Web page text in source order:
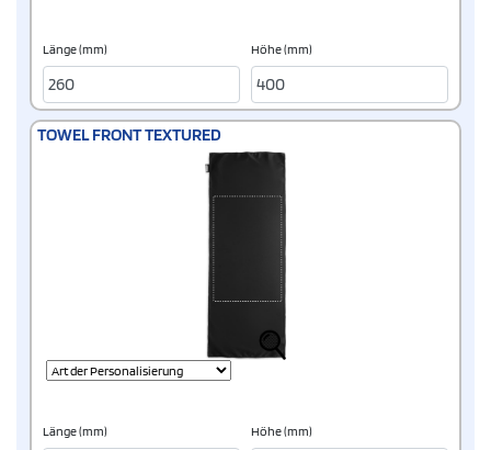
Länge (mm) Höhe (mm)
TOWEL FRONT TEXTURED
Länge (mm) Höhe (mm)